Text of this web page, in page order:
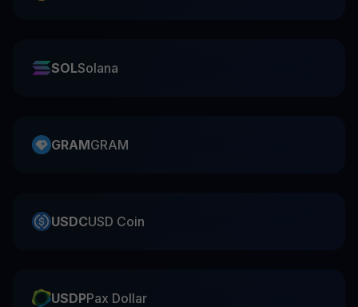
SOLSolana
GRAMGRAM
USDCUSD Coin
USDPPax Dollar